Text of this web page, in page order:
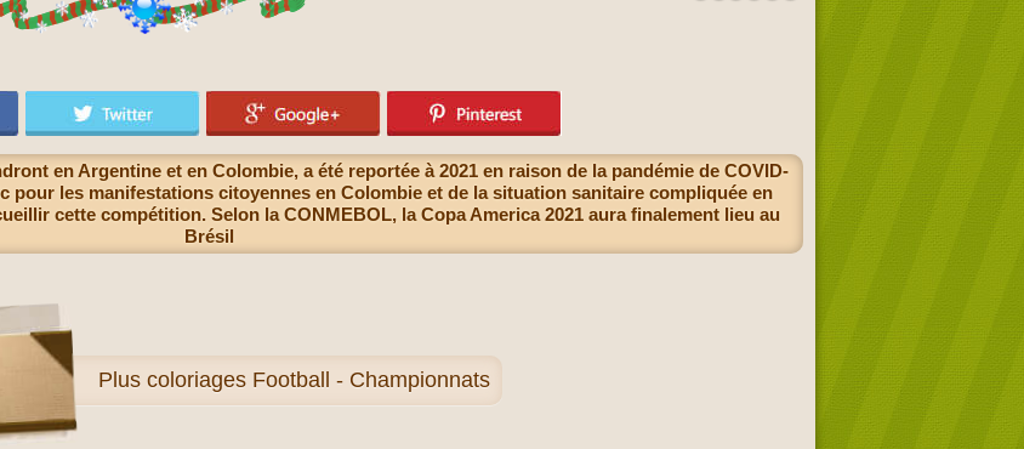
en Argentine et en Colombie, a été reportée à 2021 en raison de la pandémie de COVID-
pour les manifestations citoyennes en Colombie et de la situation sanitaire compliquée en
cette compétition. Selon la CONMEBOL, la Copa America 2021 aura finalement lieu au
Brésil
Plus coloriages Football - Championnats